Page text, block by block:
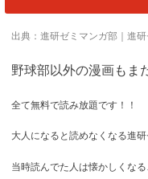
出典：進研ゼミマンガ部｜進
野球部以外の漫画もま
全て無料で読み放題です！！
大人になると読めなくなる進
当時読んでた人は懐かしくなる